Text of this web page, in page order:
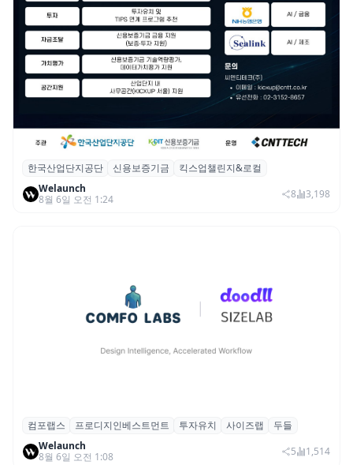
산단공·신보, 2026 ‘킥스업 챌린지&로컬’ 참
여 스타트업 모집
한국산업단지공단 신용보증기금
킥스업챌린지&로컬
Welaunch
8월 6일 오전 1:24
8 3,198
컴포랩스, 프로디지인베스트먼트로부터 시
드 투자 유치
컴포랩스 프로디지인베스트먼트 투자유치 사이즈랩
두들
Welaunch
8월 6일 오전 1:08
5 1,514